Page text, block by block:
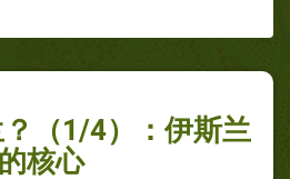
（1/4）：伊斯兰
的核心